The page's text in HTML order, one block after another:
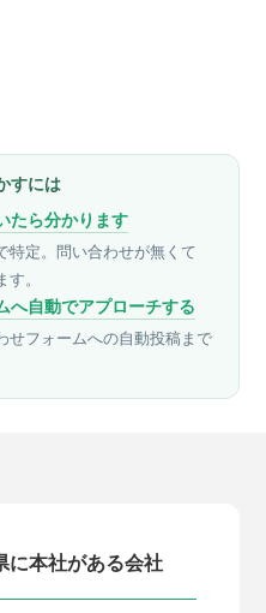
すには
たら分かります
特定。問い合わせが無くて
。
へ自動でアプローチする
せフォームへの自動投稿まで
に本社がある会社